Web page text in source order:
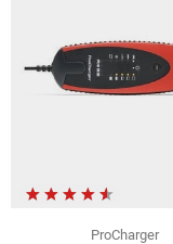
ProCharger